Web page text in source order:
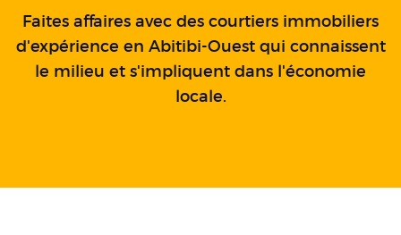
Faites affaires avec des courtiers immobiliers
d'expérience en Abitibi-Ouest qui connaissent
le milieu et s'impliquent dans l'économie
locale.